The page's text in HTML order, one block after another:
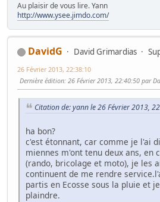
Au plaisir de vous lire. Yann
http://www.ysee.jimdo.com/
DavidG David Grimardias
26 Février 2013, 22:38:10
Dernière édition: 26 Février 2013, 22:40:50 par
Citation de: yann le 26 Février 2013,
ha bon?
c'est étonnant, car comme je l'ai
miennes m'ont tenu deux ans, en
(rando, bricolage et moto), je les
continuent de me rendre
partis en Ecosse sous la pluie et
plaindre.